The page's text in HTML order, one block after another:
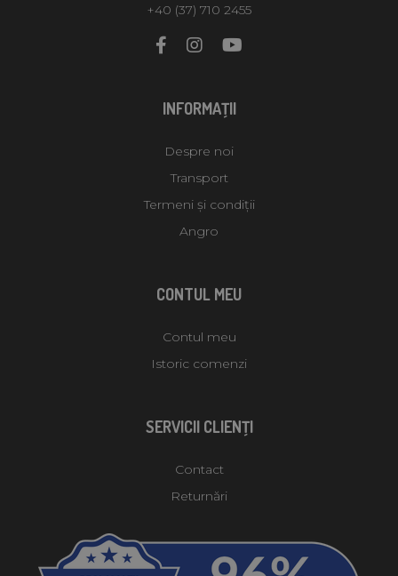
+40 (37) 710 2455
INFORMAŢII
Despre noi
Transport
Termeni și condiții
Angro
CONTUL MEU
Contul meu
Istoric comenzi
SERVICII CLIENŢI
Contact
Returnări